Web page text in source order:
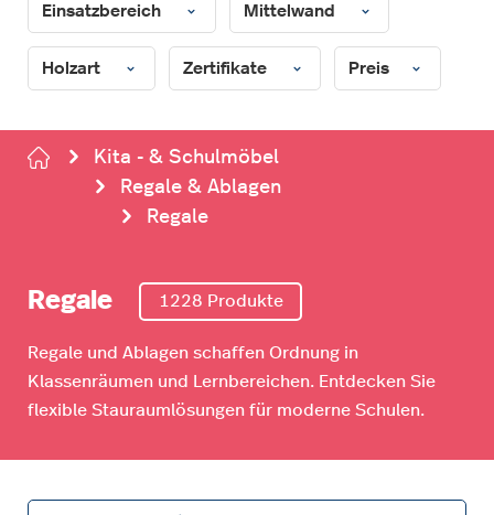
Einsatzbereich Mittelwand
Holzart Zertifikate Preis
Kita - & Schulmöbel
Regale & Ablagen
Regale
Regale 1228 Produkte
Regale und Ablagen schaffen Ordnung in
Klassenräumen und Lernbereichen. Entdecken Sie
flexible Stauraumlösungen für moderne Schulen.